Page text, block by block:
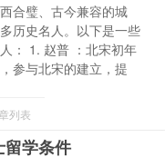
合璧、古今兼容的城
历史名人。以下是一些
： 1. 赵普 ：北宋初年
参与北宋的建立，提
列表
留学条件